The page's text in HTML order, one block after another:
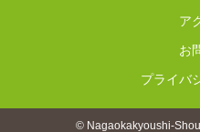
ア
お
プライバ
© Nagaokakyoushi-